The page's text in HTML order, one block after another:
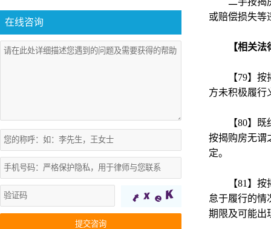
在线咨询
提交咨询
或赔偿损失等
【相关
【79】
方未积极履行
【80】
按揭购房无谓
定。
【81】
怠于履行的情
期限及可能出